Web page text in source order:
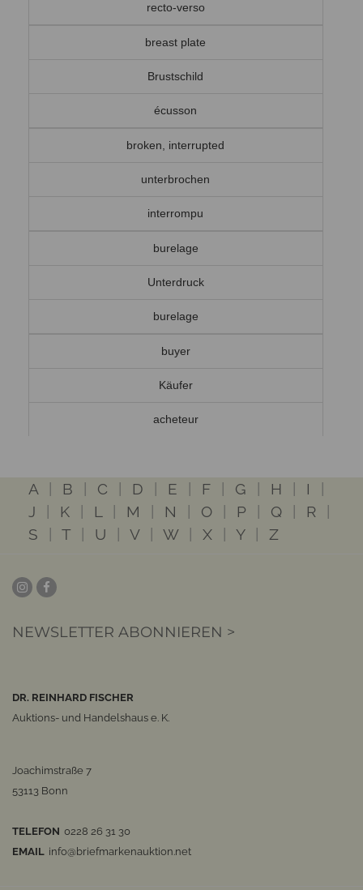
recto-verso
breast plate
Brustschild
écusson
broken, interrupted
unterbrochen
interrompu
burelage
Unterdruck
burelage
buyer
Käufer
acheteur
A B C D E F G H I
J
K L M N O P Q R
S
T U V W X Y Z
NEWSLETTER ABONNIEREN >
DR. REINHARD FISCHER
Auktions- und Handelshaus e. K.
Joachimstraße 7
53113 Bonn
TELEFON 0228 26 31 30
EMAIL info@briefmarkenauktion.net